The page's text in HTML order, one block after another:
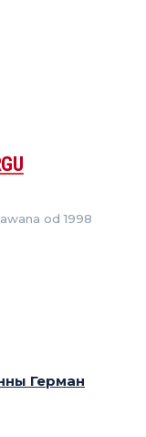
od 1998
Герман